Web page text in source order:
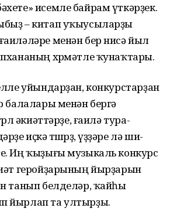
исемле байрам үткәр­ҙек.
– китап уҡыусыларҙы
менән бер нисә йыл
хөрмәтле ҡунаҡтары.
уйындарҙан, кон­курс­тар­ҙан
балалары менән бергә
әкиәт­тәрҙе, ғаилә тура­
иҫкә төшөрҙө, үҙҙәре лә ши­
Иң ҡы­ҙығы музыкаль конкурс
геройҙарының йырҙарын
танып белделәр, ҡайһы
йырлап та ултырҙы.